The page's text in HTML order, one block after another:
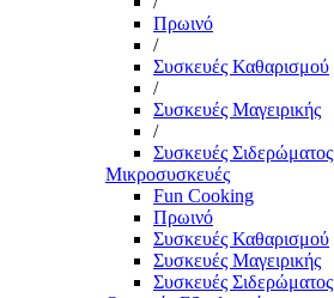
Πρωινό
/
Συσκευές Καθαρισμού
/
Συσκευές Μαγειρικής
/
Συσκευές Σιδερώματος
Μικροσυσκευές
Fun Cooking
Πρωινό
Συσκευές Καθαρισμού
Συσκευές Μαγειρικής
Συσκευές Σιδερώματος